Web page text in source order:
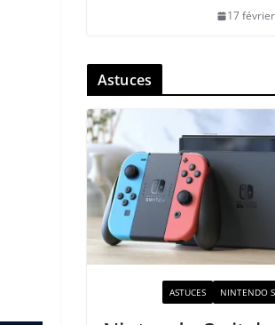
17
Astuces
ASTUCES NINTENDO